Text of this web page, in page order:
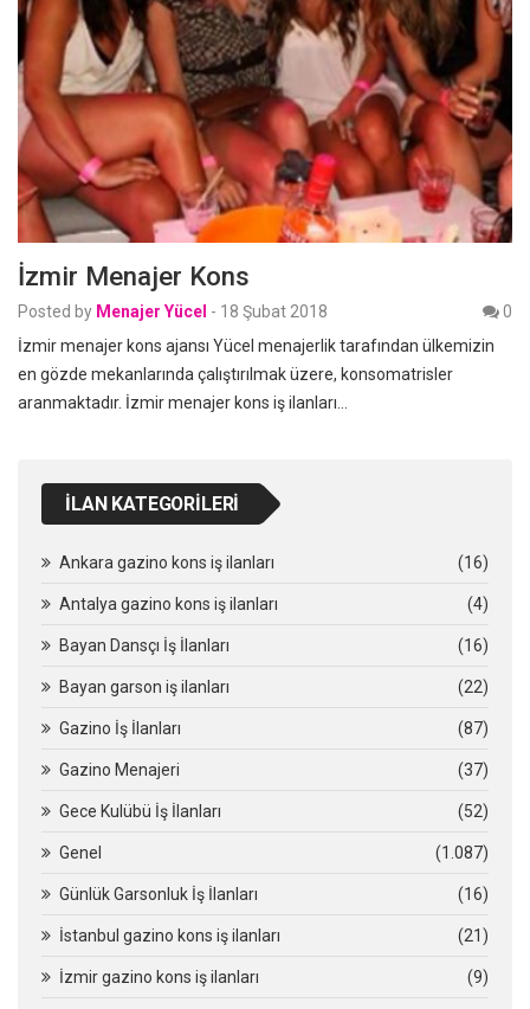
İzmir Menajer Kons
Posted by Menajer Yücel - 18 Şubat 2018
0
İzmir menajer kons ajansı Yücel menajerlik tarafından ülkemizin
en gözde mekanlarında çalıştırılmak üzere, konsomatrisler
aranmaktadır. İzmir menajer kons iş ilanları…
İLAN KATEGORILERI
Ankara gazino kons iş ilanları (16)
Antalya gazino kons iş ilanları (4)
Bayan Dansçı İş İlanları (16)
Bayan garson iş ilanları (22)
Gazino İş İlanları (87)
Gazino Menajeri (37)
Gece Kulübü İş İlanları (52)
Genel (1.087)
Günlük Garsonluk İş İlanları (16)
İstanbul gazino kons iş ilanları (21)
İzmir gazino kons iş ilanları (9)